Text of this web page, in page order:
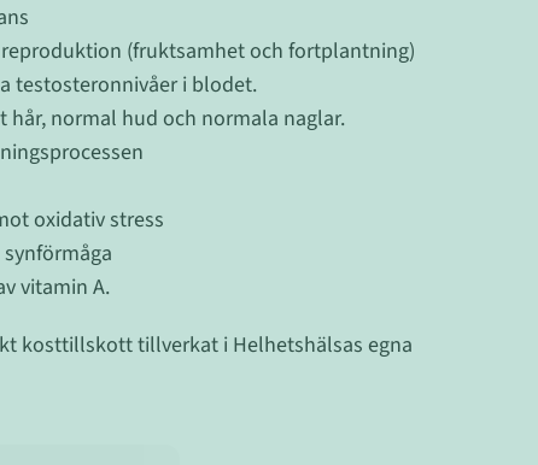
reproduktion (fruktsamhet och fortplantning)
testosteronnivåer i blodet.
hår, normal hud och normala naglar.
oxidativ stress
synförmåga
vitamin A.
kosttillskott tillverkat i Helhetshälsas egna